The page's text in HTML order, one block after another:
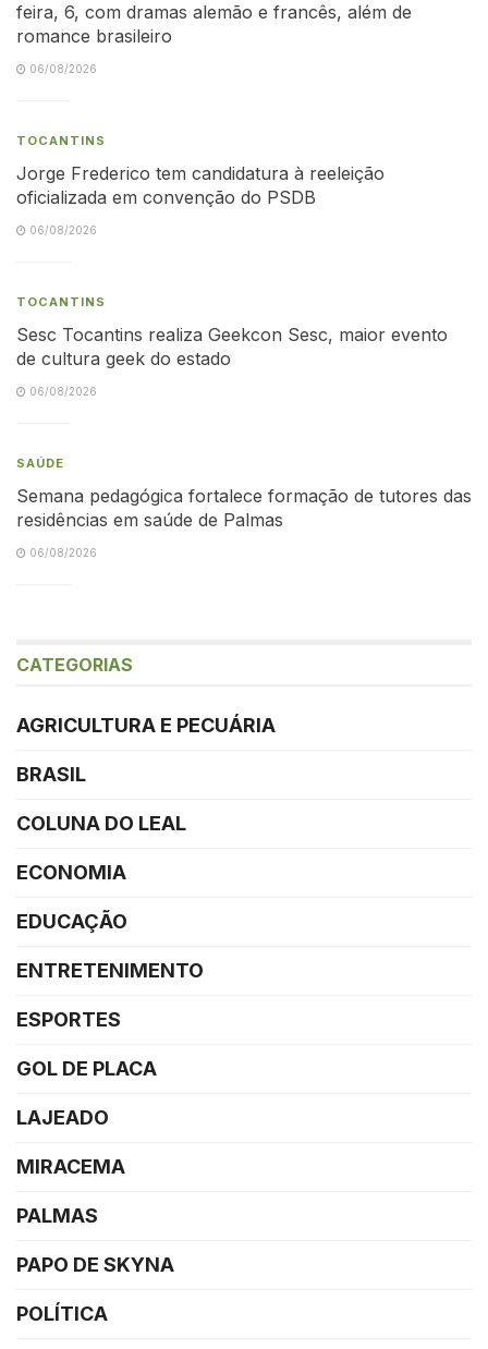
feira, 6, com dramas alemão e francês, além de
romance brasileiro
06/08/2026
TOCANTINS
Jorge Frederico tem candidatura à reeleição
oficializada em convenção do PSDB
06/08/2026
TOCANTINS
Sesc Tocantins realiza Geekcon Sesc, maior evento
de cultura geek do estado
06/08/2026
SAÚDE
Semana pedagógica fortalece formação de tutores das
residências em saúde de Palmas
06/08/2026
CATEGORIAS
AGRICULTURA E PECUÁRIA
BRASIL
COLUNA DO LEAL
ECONOMIA
EDUCAÇÃO
ENTRETENIMENTO
ESPORTES
GOL DE PLACA
LAJEADO
MIRACEMA
PALMAS
PAPO DE SKYNA
POLÍTICA